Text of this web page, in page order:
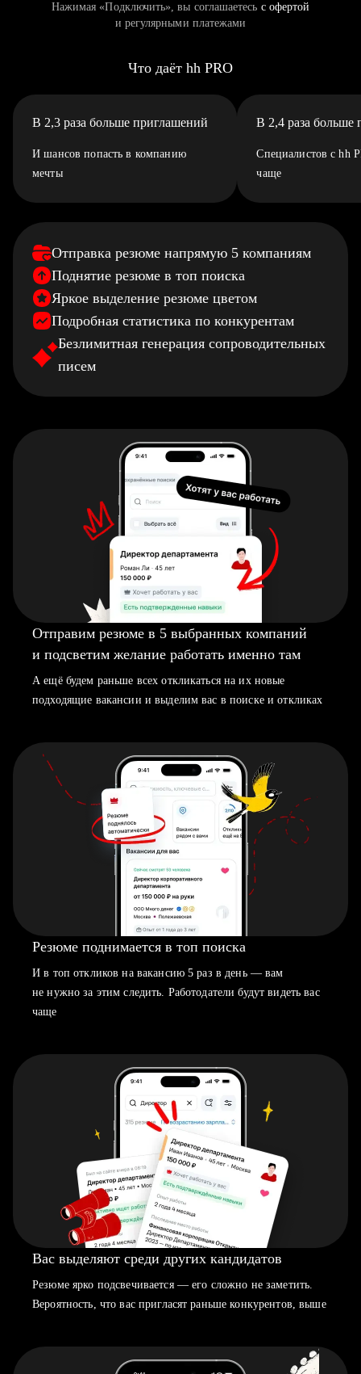
Нажимая «Подключить», вы соглашаетесь с офертой
и регулярными платежами
Что даёт hh PRO
В 2,3 раза больше приглашений
И шансов попасть в компанию
мечты
В 2,4 раза больше
Специалистов с hh
чаще
Отправка резюме напрямую 5 компаниям
Поднятие резюме в топ поиска
Яркое выделение резюме цветом
Подробная статистика по конкурентам
Безлимитная генерация сопроводительных
писем
Отправим резюме в 5 выбранных компаний
и подсветим желание работать именно там
А ещё будем раньше всех откликаться на их новые
подходящие вакансии и выделим вас в поиске и откликах
Резюме поднимается в топ поиска
И в топ откликов на вакансию 5 раз в день — вам
не нужно за этим следить. Работодатели будут видеть вас
чаще
Вас выделяют среди других кандидатов
Резюме ярко подсвечивается — его сложно не заметить.
Вероятность, что вас пригласят раньше конкурентов, выше